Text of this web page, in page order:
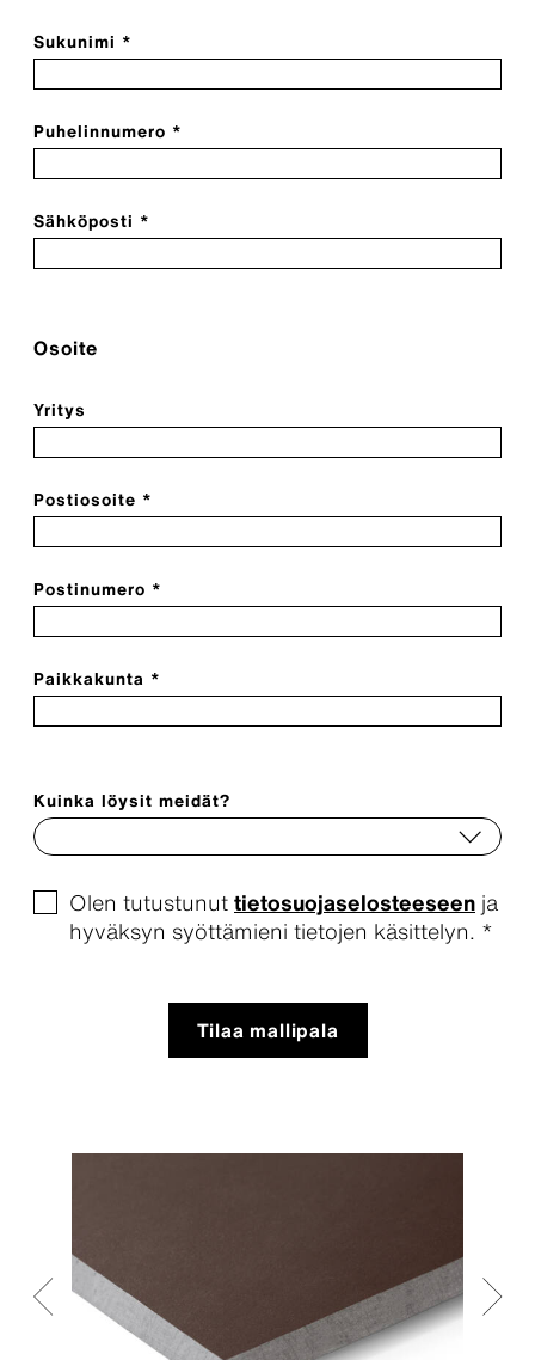
Sukunimi *
Puhelinnumero *
Sähköposti *
Osoite
Yritys
Postiosoite *
Postinumero *
Paikkakunta *
Kuinka löysit meidät?
Olen tutustunuttietosuojaselosteeseen ja
hyväksyn syöttämieni tietojen käsittelyn. *
Tilaa mallipala